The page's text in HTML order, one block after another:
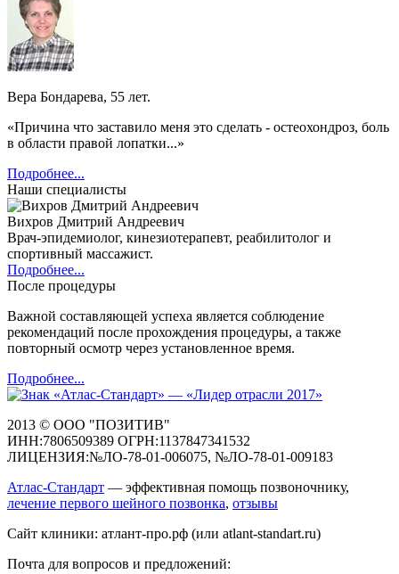
Вера Бондарева, 55 лет.
«Причина что заставило меня это сделать - остеохондроз, боль
в области правой лопатки...»
Подробнее...
Наши специалисты
Вихров Дмитрий Андреевич
Врач-эпидемиолог, кинезиотерапевт, реабилитолог и
спортивный массажист.
Подробнее...
После процедуры
Важной составляющей успеха является соблюдение
рекомендаций после прохождения процедуры, а также
повторный осмотр через установленное время.
Подробнее...
2013 © ООО "ПОЗИТИВ"
ИНН:7806509389 ОГРН:1137847341532
ЛИЦЕНЗИЯ:№ЛО-78-01-006075, №ЛО-78-01-009183
Атлас-Стандарт — эффективная помощь позвоночнику,
лечение первого шейного позвонка, отзывы
Сайт клиники: атлант-про.рф (или atlant-standart.ru)
Почта для вопросов и предложений: